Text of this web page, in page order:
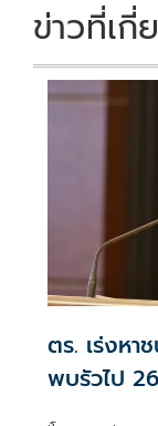
ข่าวที่เกี่
ตร. เร่งหา
พบรัวไป